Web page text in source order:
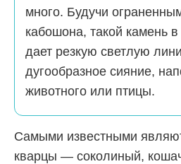
много. Будучи
кабошона, такой камень в
дает резкую светлую
дугообразное сияние,
животного или птицы.
Самыми известными
кварцы — соколиный,